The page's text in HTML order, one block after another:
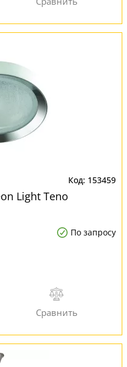
153459
Light Teno
По запросу